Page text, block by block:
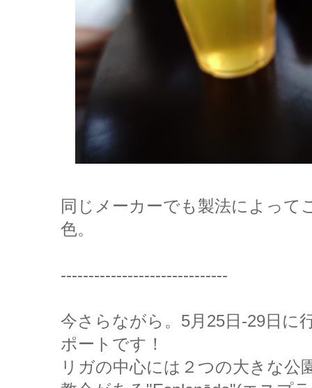
同じメーカーでも製法によって
色。
------------------------------
今さらながら。5月25日-29日に
ポートです！
リガの中心には２つの大きな公